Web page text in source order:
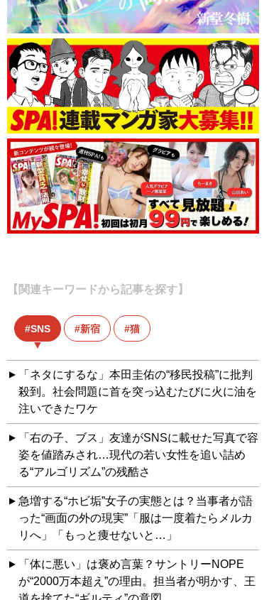
【関連キーワードから記事を探す】
SNS 新宿 猫
「ネタにするな」本田圭佑の“移民投稿”に批判
殺到。社会問題に首を突っ込むたびに火に油を
注いできたワケ
「右の子、ブス」友達がSNSに載せた写真で容
姿を値踏みされ…現代の若い女性を追い詰め
る“アルゴリズム”の残酷さ
急増する“ホビ垢”女子の実態とは？当事者が語
った“画面の外の現実”「服は一度着たらメルカ
リへ」「もっと痩せないと…」
「体に悪い」は褒め言葉？サントリーNOPE
が“2000万本超え”の理由。担当者が明かす、王